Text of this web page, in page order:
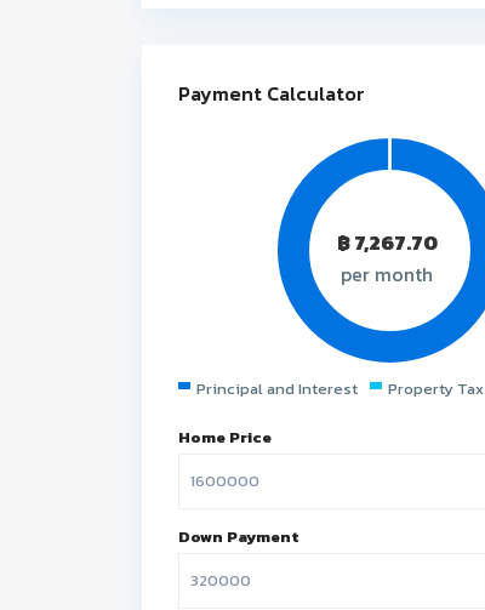
Payment Calculator
฿7,267.70
per month
Principal and Interest Property Tax
Home Price
Down Payment